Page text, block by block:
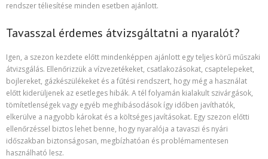
rendszer téliesítése minden esetben ajánlott.
Tavasszal érdemes átvizsgáltatni a nyaralót?
Igen, a szezon kezdete előtt mindenképpen ajánlott egy teljes körű műszaki
átvizsgálás. Ellenőrizzük a vízvezetékeket, csatlakozásokat, csaptelepeket,
bojlereket, gázkészülékeket és a fűtési rendszert, hogy még a használat
előtt kiderüljenek az esetleges hibák. A tél folyamán kialakult szivárgások,
tömítetlenségek vagy egyéb meghibásodások így időben javíthatók,
elkerülve a nagyobb károkat és a költséges javításokat. Egy szezon előtti
ellenőrzéssel biztos lehet benne, hogy nyaralója a tavaszi és nyári
időszakban biztonságosan, megbízhatóan és problémamentesen
használható lesz.